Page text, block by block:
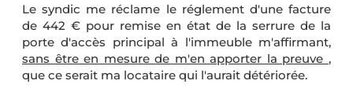
Le syndic me réclame le réglement d'une facture
de 442 € pour remise en état de la serrure de la
porte d'accès principal à l'immeuble m'affirmant,
sans être en mesure de m'en apporter la preuve ,
que ce serait ma locataire qui l'aurait détériorée.